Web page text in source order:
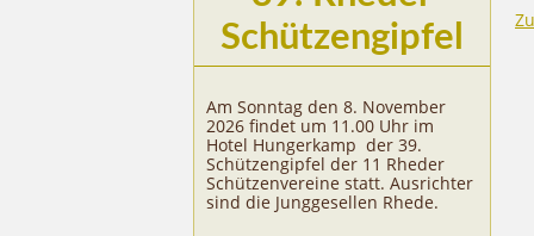
Schützengipfel
Am Sonntag den 8. November
2026 findet um 11.00 Uhr im
Hotel Hungerkamp der 39.
Schützengipfel der 11 Rheder
Schützenvereine statt. Ausrichter
sind die Junggesellen Rhede.